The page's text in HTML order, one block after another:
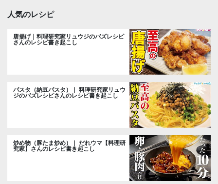
人気のレシピ
唐揚げ｜料理研究家リュウジのバズレシピ
さんのレシピ書き起こし
パスタ（納豆パスタ）｜ 料理研究家リュウ
ジのバズレシピさんのレシピ書き起こし
炒め物（豚たま炒め）｜ だれウマ【料理研
究家】さんのレシピ書き起こし